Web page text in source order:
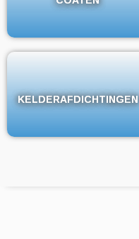
KELDERAFDICHTINGEN
KELDERAFDICHTINGEN